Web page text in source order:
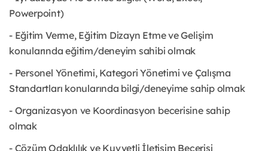
Powerpoint)
- Eğitim Verme, Eğitim Dizayn Etme ve Gelişim
konularında eğitim/deneyim sahibi olmak
- Personel Yönetimi, Kategori Yönetimi ve Çalışma
Standartları konularında bilgi/deneyime sahip olmak
- Organizasyon ve Koordinasyon becerisine sahip
olmak
- Çözüm Odaklılık ve Kuvvetli İletişim Becerisi